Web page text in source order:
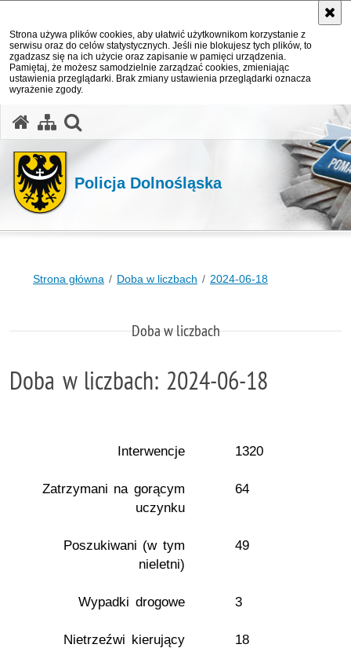
Strona używa plików cookies, aby ułatwić użytkownikom korzystanie z
serwisu oraz do celów statystycznych. Jeśli nie blokujesz tych plików, to
zgadzasz się na ich użycie oraz zapisanie w pamięci urządzenia.
Pamiętaj, że możesz samodzielnie zarządzać cookies, zmieniając
ustawienia przeglądarki. Brak zmiany ustawienia przeglądarki oznacza
wyrażenie zgody.
Policja Dolnośląska
Strona główna Doba w liczbach 2024-06-18
Doba w liczbach
Doba w liczbach: 2024-06-18
Interwencje 1320
Zatrzymani na gorącym
uczynku
64
Poszukiwani (w tym
nieletni)
49
Wypadki drogowe 3
Nietrzeźwi kierujący 18